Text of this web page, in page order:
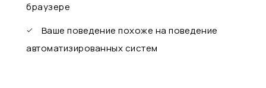
браузере
Ваше поведение похоже на поведение
автоматизированных систем